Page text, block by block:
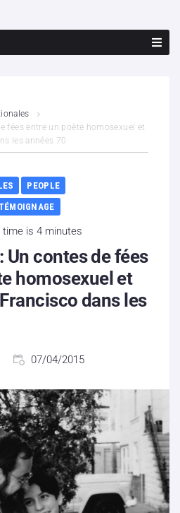
fées entre un poète homosexuel et
les années 70
PEOPLE
TÉMOIGNAGE
is 4 minutes
Un contes de fées
homosexuel et
dans les
07/04/2015